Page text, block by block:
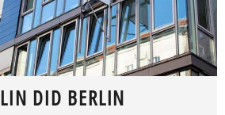
DID BERLIN